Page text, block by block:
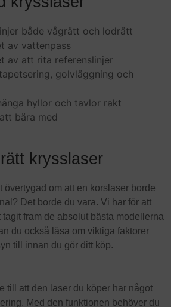
både vågrätt och lodrätt
av vattenpass
av att rita referenslinjer
golvläggning och
hyllor och tavlor rakt
bära med
krysslaser
övertygad om att en korslaser borde
Det borde du vara. Vi har för att
fram de absolut bästa modellerna
du också läsa om viktiga faktorer
till innan du gör ditt köp.
till att den laser du köper har något
Med den funktionen behöver du